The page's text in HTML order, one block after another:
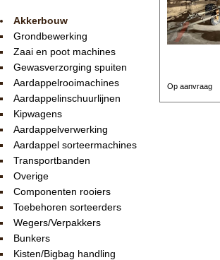
Akkerbouw
Grondbewerking
Zaai en poot machines
Gewasverzorging spuiten
Aardappelrooimachines
Aardappelinschuurlijnen
Kipwagens
Aardappelverwerking
Aardappel sorteermachines
Transportbanden
Overige
Componenten rooiers
Toebehoren sorteerders
Wegers/Verpakkers
Bunkers
Kisten/Bigbag handling
Op aanvraag